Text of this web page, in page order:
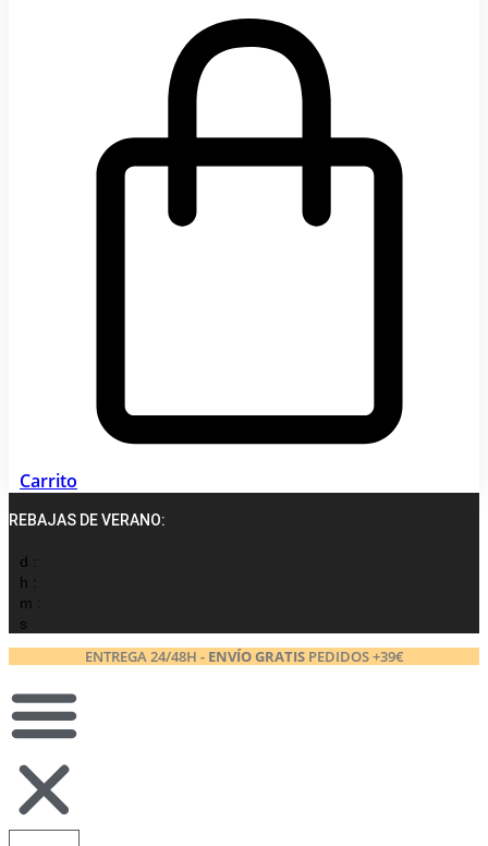
Carrito
REBAJAS DE VERANO:
d :
h :
m :
s
ENTREGA 24/48H - ENVÍO GRATISPEDIDOS +39€